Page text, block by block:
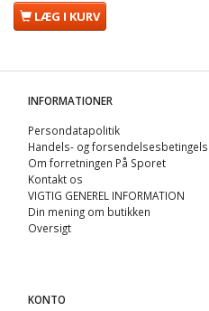
LÆG I KURV
INFORMATIONER
Persondatapolitik
Handels- og
Om forretningen På Sporet
Kontakt os
VIGTIG GENEREL INFORMATION
Din mening om butikken
Oversigt
KONTO